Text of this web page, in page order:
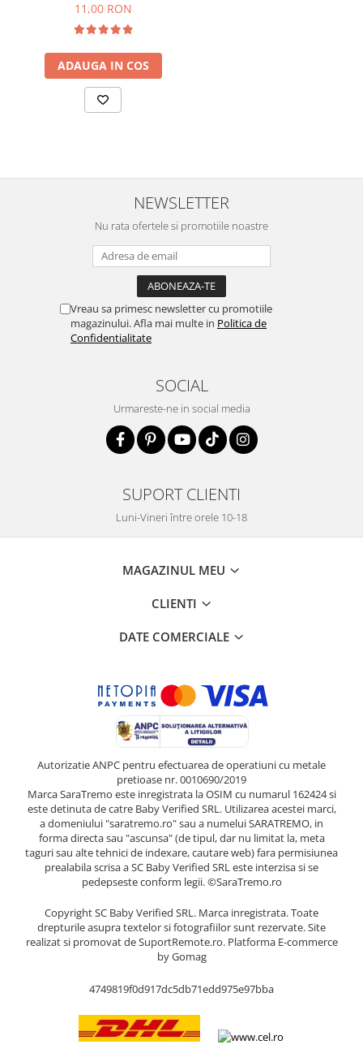
11,00 RON
ADAUGA IN COS
NEWSLETTER
Nu rata ofertele si promotiile noastre
Vreau sa primesc newsletter cu promotiile
magazinului. Afla mai multe in Politica de
Confidentialitate
SOCIAL
Urmareste-ne in social media
SUPORT CLIENTI
Luni-Vineri între orele 10-18
MAGAZINUL MEU
CLIENTI
DATE COMERCIALE
Autorizatie ANPC pentru efectuarea de operatiuni cu metale
pretioase nr. 0010690/2019
Marca SaraTremo este inregistrata la OSIM cu numarul 162424 si
este detinuta de catre Baby Verified SRL. Utilizarea acestei marci,
a domeniului "saratremo.ro" sau a numelui SARATREMO, in
forma directa sau "ascunsa" (de tipul, dar nu limitat la, meta
taguri sau alte tehnici de indexare, cautare web) fara permisiunea
prealabila scrisa a SC Baby Verified SRL este interzisa si se
pedepseste conform legii. ©SaraTremo.ro
Copyright SC Baby Verified SRL. Marca inregistrata. Toate
drepturile asupra textelor si fotografiilor sunt rezervate. Site
realizat si promovat de SuportRemote.ro. Platforma E-commerce
by Gomag
4749819f0d917dc5db71edd975e97bba